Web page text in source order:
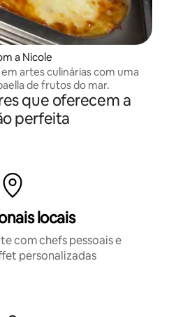
a Nicole
artes culinárias com uma
de frutos do mar.
que oferecem a
perfeita
locais
com chefs pessoais e
personalizadas